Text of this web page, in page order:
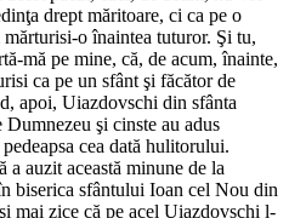
drept măritoare, ci ca pe o
o înaintea tuturor. Şi tu,
mă pe mine, că, de acum, înainte,
ca pe un sfânt şi făcător de
apoi, Uiazdovschi din sfânta
şi cinste au adus
cea dată hulitorului.
auzit această minune de la
biserica sfântului Ioan cel Nou din
mai zice că pe acel Uiazdovschi l-